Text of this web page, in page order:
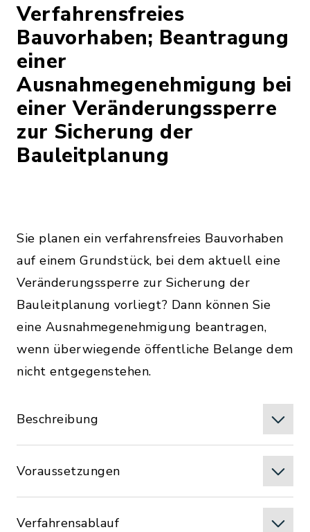
Verfahrensfreies
Bauvorhaben; Beantragung
einer
Ausnahmegenehmigung bei
einer Veränderungssperre
zur Sicherung der
Bauleitplanung
Sie planen ein verfahrensfreies Bauvorhaben
auf einem Grundstück, bei dem aktuell eine
Veränderungssperre zur Sicherung der
Bauleitplanung vorliegt? Dann können Sie
eine Ausnahmegenehmigung beantragen,
wenn überwiegende öffentliche Belange dem
nicht entgegenstehen.
Beschreibung
Voraussetzungen
Verfahrensablauf